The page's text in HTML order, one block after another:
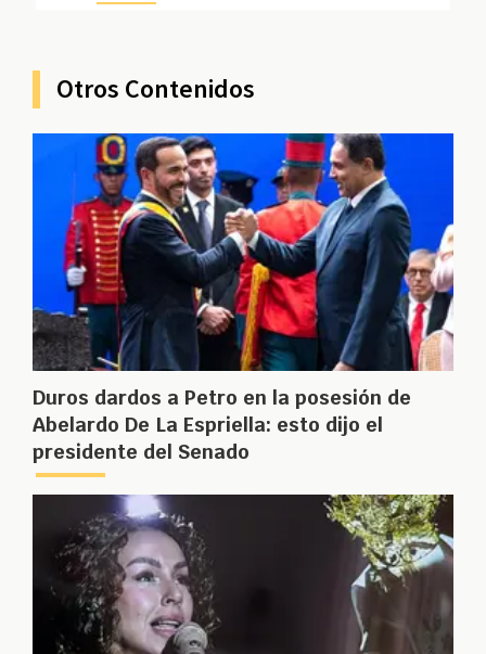
Otros Contenidos
Duros dardos a Petro en la posesión de
Abelardo De La Espriella: esto dijo el
presidente del Senado